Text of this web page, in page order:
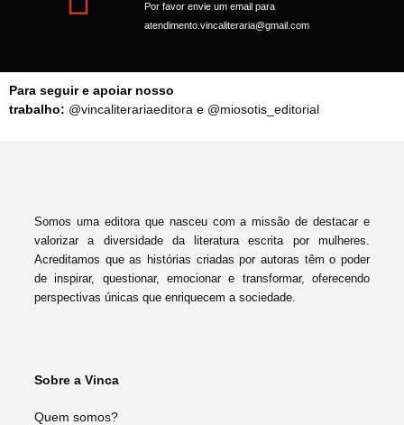
Por favor envie um email para
atendimento.vincaliteraria@gmail.com
Para seguir e apoiar nosso
trabalho: @vincaliterariaeditora e @miosotis_editorial
Somos uma editora que nasceu com a missão de destacar e
valorizar a diversidade da literatura escrita por mulheres.
Acreditamos que as histórias criadas por autoras têm o poder
de inspirar, questionar, emocionar e transformar, oferecendo
perspectivas únicas que enriquecem a sociedade.
Sobre a Vinca
Quem somos?